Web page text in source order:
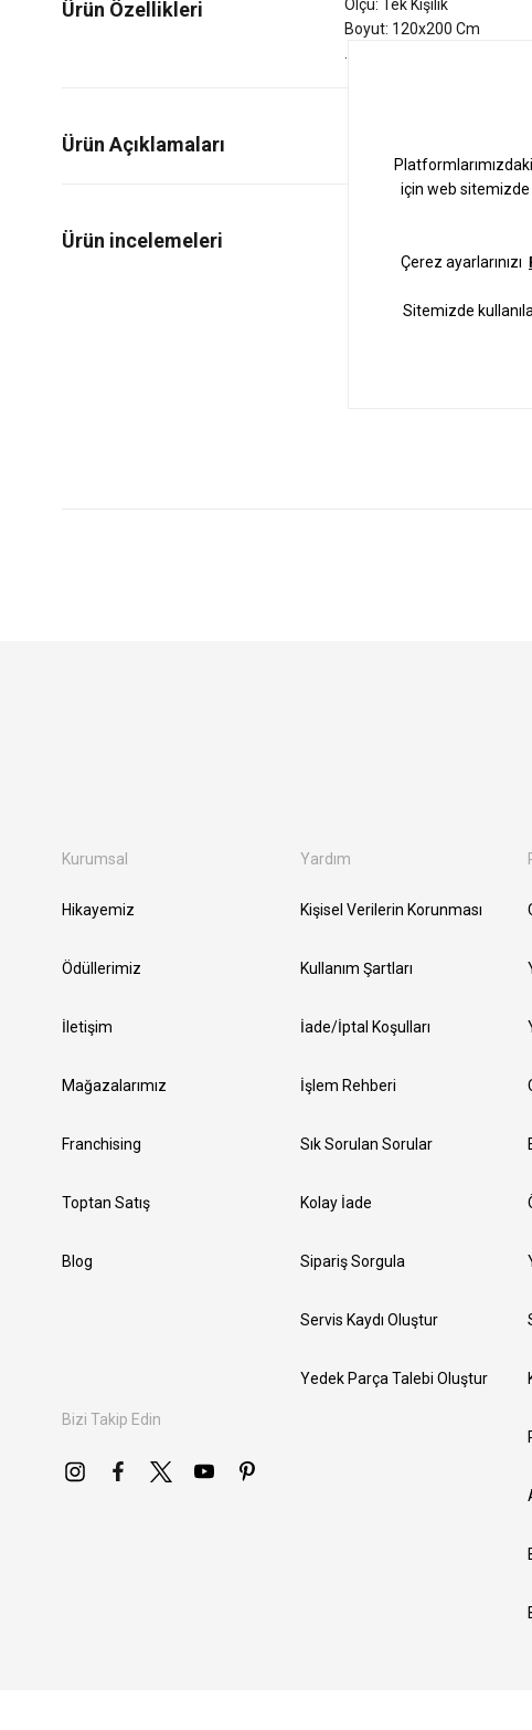
Ürün Özellikleri
Ölçü: Tek Kişilik
Boyut: 120x200 Cm
Ürün Açıklamaları
Kurumsal
Hikayemiz
Ödüllerimiz
İletişim
Mağazalarımız
Franchising
Toptan Satış
Blog
Bizi Takip Edin
Yardım
Kişisel Verilerin Korunması
Kullanım Şartları
İade/İptal Koşulları
İşlem Rehberi
Sık Sorulan Sorular
Kolay İade
Sipariş Sorgula
Servis Kaydı Oluştur
Yedek Parça Talebi Oluştur